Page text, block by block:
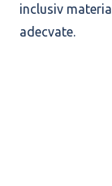
inclusiv
adecvate.